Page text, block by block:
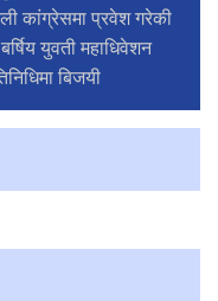
कांग्रेसमा प्रवेश गरेकी
युवती महाधिवेशन
बिजयी